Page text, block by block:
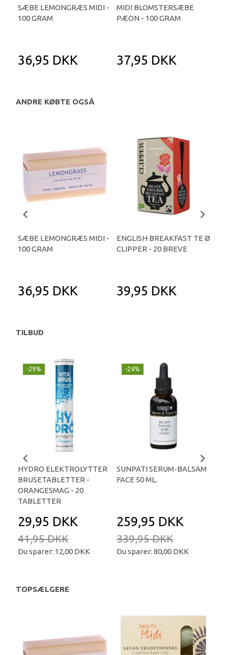
SÆBE LEMONGRÆS MIDI -
100 GRAM
36,95 DKK
MIDI BLOMSTERSÆBE
PÆON - 100 GRAM
37,95 DKK
ANDRE KØBTE OGSÅ
SÆBE LEMONGRÆS MIDI -
100 GRAM
36,95 DKK
ENGLISH BREAKFAST TE Ø
CLIPPER - 20 BREVE
39,95 DKK
TILBUD
-29%
HYDRO ELEKTROLYTTER
BRUSETABLETTER -
ORANGESMAG - 20
TABLETTER
29,95 DKK
41,95 DKK
Du sparer: 12,00 DKK
-24%
SUNPATI SERUM-BALSAM
FACE 50 ML.
259,95 DKK
339,95 DKK
Du sparer: 80,00 DKK
TOPSÆLGERE